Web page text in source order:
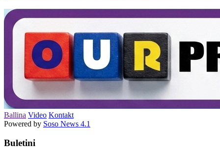
Ballina Video Kontakt
Powered by Soso News 4.1
Buletini